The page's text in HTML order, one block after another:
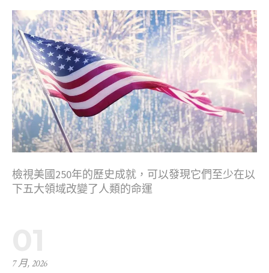
檢視美國250年的歷史成就，可以發現它們至少在以
下五大領域改變了人類的命運
7 月, 2026